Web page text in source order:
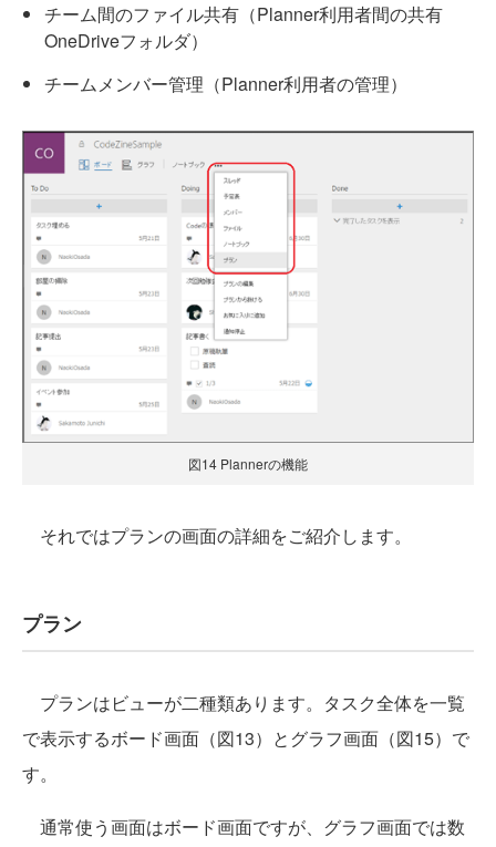
チーム間のファイル共有（Planner利用者間の共有
OneDriveフォルダ）
チームメンバー管理（Planner利用者の管理）
図14 Plannerの機能
それではプランの画面の詳細をご紹介します。
プラン
プランはビューが二種類あります。タスク全体を一覧
で表示するボード画面（図13）とグラフ画面（図15）で
す。
通常使う画面はボード画面ですが、グラフ画面では数